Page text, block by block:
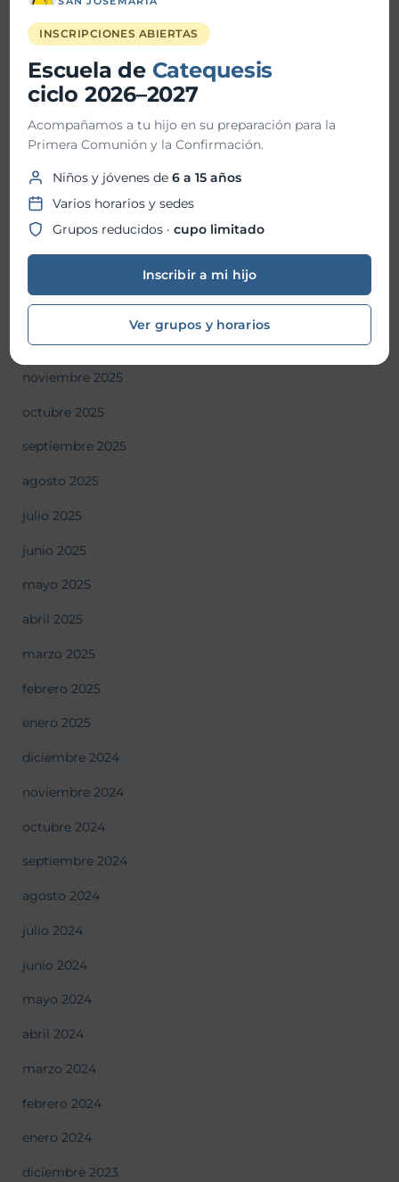
Historial de Noticias
julio 2026
junio 2026
mayo 2026
abril 2026
marzo 2026
enero 2026
diciembre 2025
noviembre 2025
octubre 2025
septiembre 2025
agosto 2025
julio 2025
junio 2025
mayo 2025
abril 2025
marzo 2025
febrero 2025
enero 2025
diciembre 2024
noviembre 2024
octubre 2024
septiembre 2024
agosto 2024
julio 2024
junio 2024
mayo 2024
abril 2024
marzo 2024
febrero 2024
enero 2024
diciembre 2023
INSCRIPCIONES ABIERTAS
Escuela de Catequesis
ciclo 2026–2027
Acompañamos a tu hijo en su preparación para la
Primera Comunión y la Confirmación.
Niños y jóvenes de6 a 15 años
Varios horarios y sedes
Grupos reducidos ·cupo limitado
Inscribir a mi hijo
Ver grupos y horarios